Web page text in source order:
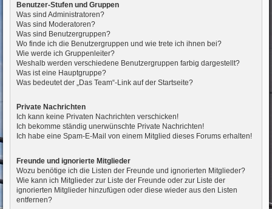
Benutzer-Stufen und Gruppen
Was sind Administratoren?
Was sind Moderatoren?
Was sind Benutzergruppen?
Wo finde ich die Benutzergruppen und wie trete ich ihnen bei?
Wie werde ich Gruppenleiter?
Weshalb werden verschiedene Benutzergruppen farbig dargestellt?
Was ist eine Hauptgruppe?
Was bedeutet der „Das Team“-Link auf der Startseite?
Private Nachrichten
Ich kann keine Privaten Nachrichten verschicken!
Ich bekomme ständig unerwünschte Private Nachrichten!
Ich habe eine Spam-E-Mail von einem Mitglied dieses Forums erhalten!
Freunde und ignorierte Mitglieder
Wozu benötige ich die Listen der Freunde und ignorierten Mitglieder?
Wie kann ich Mitglieder zur Liste der Freunde oder zur Liste der
ignorierten Mitglieder hinzufügen oder diese wieder aus den Listen
entfernen?